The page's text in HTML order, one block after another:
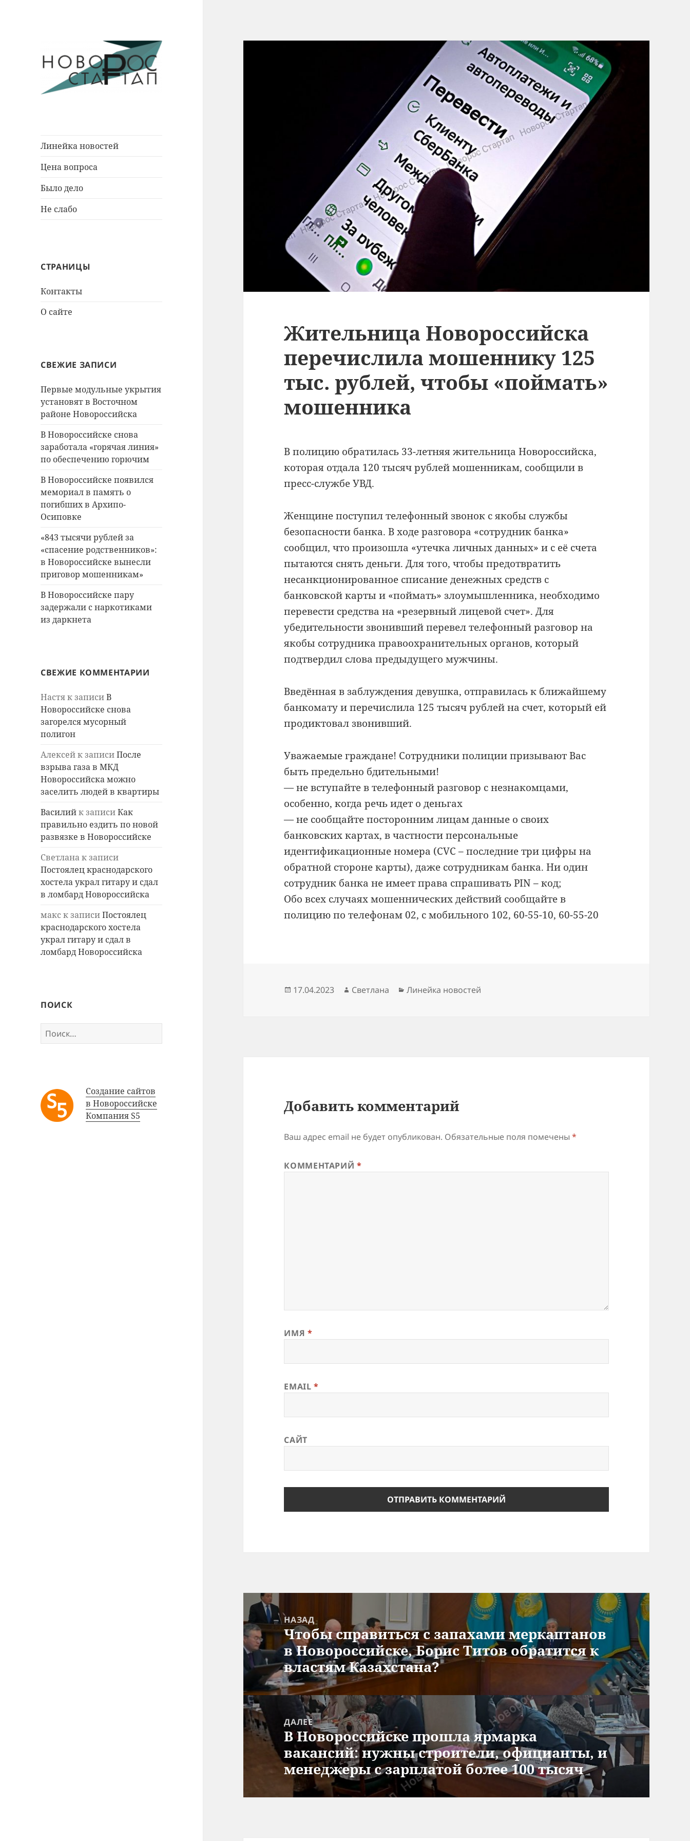
Линейка новостей
Цена вопроса
Было дело
Не слабо
СТРАНИЦЫ
Контакты
О сайте
СВЕЖИЕ ЗАПИСИ
Первые модульные укрытия
установят в Восточном
районе Новороссийска
В Новороссийске снова
заработала «горячая линия»
по обеспечению горючим
В Новороссийске появился
мемориал в память о
погибших в Архипо-
Осиповке
«843 тысячи рублей за
«спасение родственников»:
в Новороссийске вынесли
приговор мошенникам»
В Новороссийске пару
задержали с наркотиками
из даркнета
СВЕЖИЕ КОММЕНТАРИИ
Настяк записиВ
Новороссийске снова
загорелся мусорный
полигон
Алексейк записиПосле
взрыва газа в МКД
Новороссийска можно
заселить людей в квартиры
Василийк записиКак
правильно ездить по новой
развязке в Новороссийске
Светланак записи
Постоялец краснодарского
хостела украл гитару и сдал
в ломбард Новороссийска
макск записиПостоялец
краснодарского хостела
украл гитару и сдал в
ломбард Новороссийска
ПОИСК
Найти:
Создание сайтов
в Новороссийске
Компания S5
Жительница Новороссийска
перечислила мошеннику 125
тыс. рублей, чтобы «поймать»
мошенника
В полицию обратилась 33-летняя жительница Новороссийска,
которая отдала 120 тысяч рублей мошенникам, сообщили в
пресс-службе УВД.
Женщине поступил телефонный звонок с якобы службы
безопасности банка. В ходе разговора «сотрудник банка»
сообщил, что произошла «утечка личных данных» и с её счета
пытаются снять деньги. Для того, чтобы предотвратить
несанкционированное списание денежных средств с
банковской карты и «поймать» злоумышленника, необходимо
перевести средства на «резервный лицевой счет». Для
убедительности звонивший перевел телефонный разговор на
якобы сотрудника правоохранительных органов, который
подтвердил слова предыдущего мужчины.
Введённая в заблуждения девушка, отправилась к ближайшему
банкомату и перечислила 125 тысяч рублей на счет, который ей
продиктовал звонивший.
Уважаемые граждане! Сотрудники полиции призывают Вас
быть предельно бдительными!
— не вступайте в телефонный разговор с незнакомцами,
особенно, когда речь идет о деньгах
— не сообщайте посторонним лицам данные о своих
банковских картах, в частности персональные
идентификационные номера (CVC – последние три цифры на
обратной стороне карты), даже сотрудникам банка. Ни один
сотрудник банка не имеет права спрашивать PIN – код;
Обо всех случаях мошеннических действий сообщайте в
полицию по телефонам 02, с мобильного 102, 60-55-10, 60-55-20
Опубликовано
17.04.2023 Автор
Светлана Рубрики
Линейка новостей
Добавить комментарий
Ваш адрес email не будет опубликован. Обязательные поля помечены*
КОММЕНТАРИЙ*
ИМЯ *
EMAIL*
САЙТ
Навигация
по
записям
НАЗАД
Предыдущая
запись:
Чтобы справиться с запахами меркаптанов
в Новороссийске, Борис Титов обратится к
властям Казахстана?
ДАЛЕЕ
Следующая
запись:
В Новороссийске прошла ярмарка
вакансий: нужны строители, официанты, и
менеджеры с зарплатой более 100 тысяч